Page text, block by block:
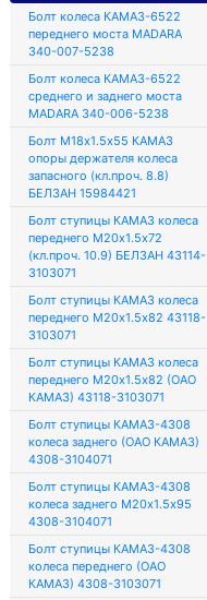
Болт колеса КАМАЗ-6522
переднего моста MADARA
340-007-5238
Болт колеса КАМАЗ-6522
среднего и заднего моста
MADARA 340-006-5238
Болт М18х1.5х55 КАМАЗ
опоры держателя колеса
запасного (кл.проч. 8.8)
БЕЛЗАН 15984421
Болт ступицы КАМАЗ колеса
переднего М20х1.5х72
(кл.проч. 10.9) БЕЛЗАН 43114-
3103071
Болт ступицы КАМАЗ колеса
переднего М20х1.5х82 43118-
3103071
Болт ступицы КАМАЗ колеса
переднего М20х1.5х82 (ОАО
КАМАЗ) 43118-3103071
Болт ступицы КАМАЗ-4308
колеса заднего (ОАО КАМАЗ)
4308-3104071
Болт ступицы КАМАЗ-4308
колеса заднего М20х1.5х95
4308-3104071
Болт ступицы КАМАЗ-4308
колеса переднего (ОАО
КАМАЗ) 4308-3103071